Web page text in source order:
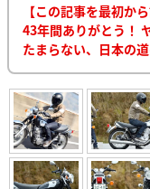
【この記事を最初から
43年間ありがとう！
たまらない、日本の